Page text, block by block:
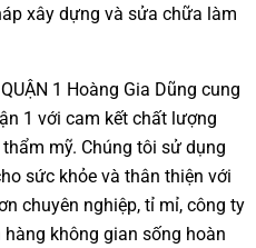
xây dựng và sửa chữa làm
QUẬN 1 Hoàng Gia Dũng cung
1 với cam kết chất lượng
mỹ. Chúng tôi sử dụng
sức khỏe và thân thiện với
chuyên nghiệp, tỉ mỉ, công ty
không gian sống hoàn